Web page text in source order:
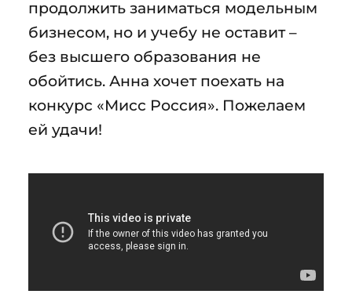
продолжить заниматься модельным
бизнесом, но и учебу не оставит –
без высшего образования не
обойтись. Анна хочет поехать на
конкурс «Мисс Россия». Пожелаем
ей удачи!